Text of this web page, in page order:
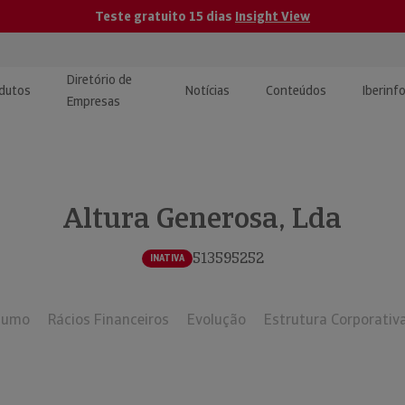
Teste gratuito 15 dias Insight View
e Monitorização de
Diretório de
Empresas
Notícias Conteúdos
| Estudos e
Altura Generosa, Lda
INATIVA 513595252
Rácios Financeiros Evolução Estrutura Corporativa